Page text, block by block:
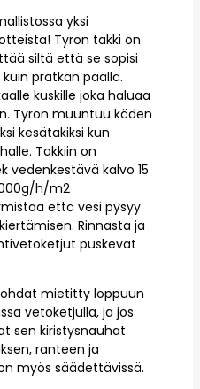
yksi
Tyron takki on
siltä että se sopisi
prätkän päällä.
kuskille joka haluaa
Tyron muuntuu käden
kesätakiksi kun
Takkiin on
vedenkestävä kalvo 15
h/m2
että vesi pysyy
Rinnasta ja
puskevat
mietitty loppuun
vetoketjulla, ja jos
sen kiristysnauhat
ranteen ja
myös säädettävissä.